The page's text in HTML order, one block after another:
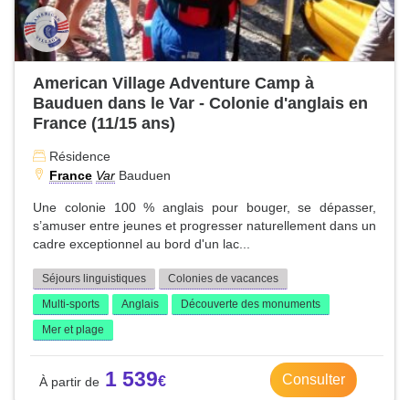
American Village Adventure Camp à
Bauduen dans le Var - Colonie d'anglais en
France (11/15 ans)
Résidence
France Var Bauduen
Une colonie 100 % anglais pour bouger, se dépasser,
s’amuser entre jeunes et progresser naturellement dans un
cadre exceptionnel au bord d'un lac...
Séjours linguistiques
Colonies de vacances
Multi-sports
Anglais
Découverte des monuments
Mer et plage
1 539 Consulter